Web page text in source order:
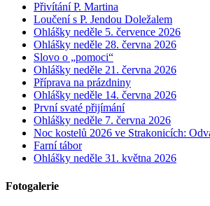
Přivítání P. Martina
Loučení s P. Jendou Doležalem
Ohlášky neděle 5. července 2026
Ohlášky neděle 28. června 2026
Slovo o „pomoci“
Ohlášky neděle 21. června 2026
Příprava na prázdniny
Ohlášky neděle 14. června 2026
První svaté přijímání
Ohlášky neděle 7. června 2026
Noc kostelů 2026 ve Strakonicích:
Farní tábor
Ohlášky neděle 31. května 2026
Fotogalerie